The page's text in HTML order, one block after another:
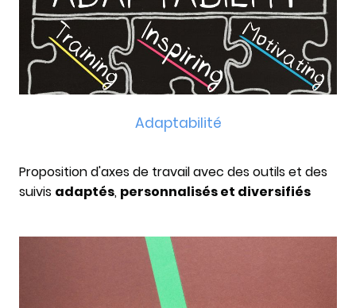
Adaptabilité
Proposition d'axes de travail avec des outils et des
suivis adaptés, personnalisés et diversifiés